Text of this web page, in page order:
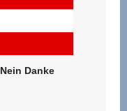
Nein Danke